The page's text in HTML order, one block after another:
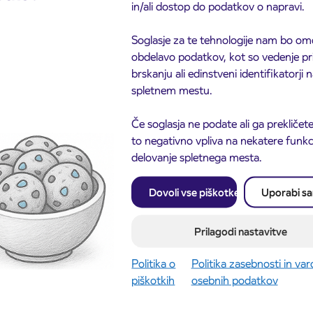
in/ali dostop do podatkov o napravi.
Soglasje za te tehnologije nam bo
obdelavo podatkov, kot so vedenje
brskanju ali edinstveni identifikatorji
spletnem mestu.
Če soglasja ne podate ali ga
to negativno vpliva na nekatere
delovanje spletnega mesta.
Dovoli vse piškotke Uporabi
Prilagodi nastavitve
Politika o
piškotkih
Politika zasebnosti in
osebnih podatkov
2026 dijaških
IJPP
za šolsko leto
se začne 21.
objavo
3. 8. 2026
Obvestilo o popolni
ceste ČEŠNJEVEK –
Kranj
Preberite objavo